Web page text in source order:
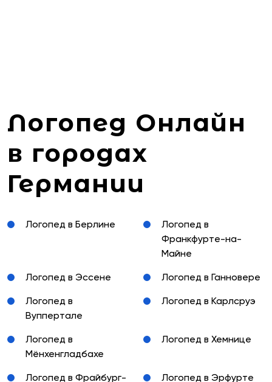
Логопед Онлайн
в городах
Германии
Логопед в Берлине
Логопед в
Франкфурте-на-
Майне
Логопед в Эссене Логопед в Ганновере
Логопед в
Вуппертале
Логопед в Карлсруэ
Логопед в
Мёнхенгладбахе
Логопед в Хемнице
Логопед в Фрайбург- Логопед в Эрфурте